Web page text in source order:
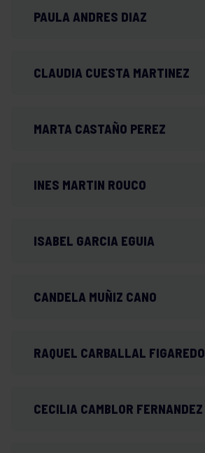
PAULA ANDRES DIAZ
CLAUDIA CUESTA MARTINEZ
MARTA CASTAÑO PEREZ
INES MARTIN ROUCO
ISABEL GARCIA EGUIA
CANDELA MUÑIZ CANO
RAQUEL CARBALLAL FIGAREDO
CECILIA CAMBLOR FERNANDEZ